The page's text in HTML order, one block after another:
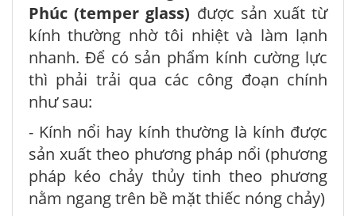
Phúc (temper glass) được sản xuất từ
kính thường nhờ tôi nhiệt và làm lạnh
nhanh. Để có sản phẩm kính cường lực
thì phải trải qua các công đoạn chính
như sau:
- Kính nổi hay kính thường là kính được
sản xuất theo phương pháp nổi (phương
pháp kéo chảy thủy tinh theo phương
nằm ngang trên bề mặt thiếc nóng chảy)